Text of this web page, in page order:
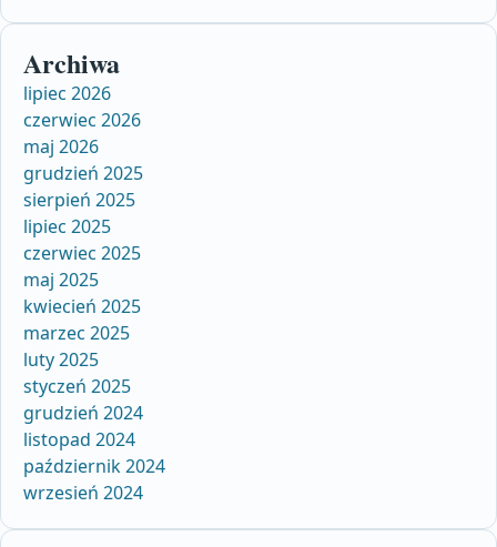
Archiwa
lipiec 2026
czerwiec 2026
maj 2026
grudzień 2025
sierpień 2025
lipiec 2025
czerwiec 2025
maj 2025
kwiecień 2025
marzec 2025
luty 2025
styczeń 2025
grudzień 2024
listopad 2024
październik 2024
wrzesień 2024